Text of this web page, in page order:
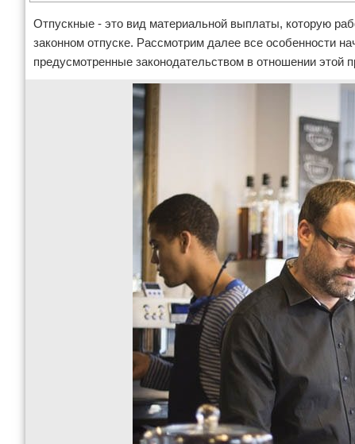
Отпускные - это вид материальной выплаты, которую
законном отпуске. Рассмотрим далее все особенности
предусмотренные законодательством в отношении этой